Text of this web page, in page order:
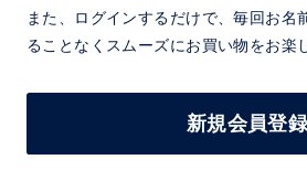
また、ログインするだけで、毎回お名
ることなくスムーズにお買い物をお楽
新規会員登